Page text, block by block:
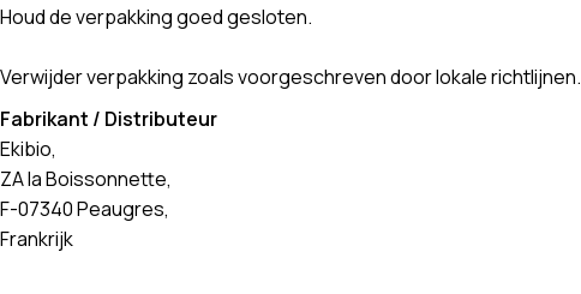
Houd de verpakking goed gesloten.
Verwijder verpakking zoals voorgeschreven door lokale richtlijnen.
Fabrikant / Distributeur
Ekibio,
ZA la Boissonnette,
F-07340 Peaugres,
Frankrijk